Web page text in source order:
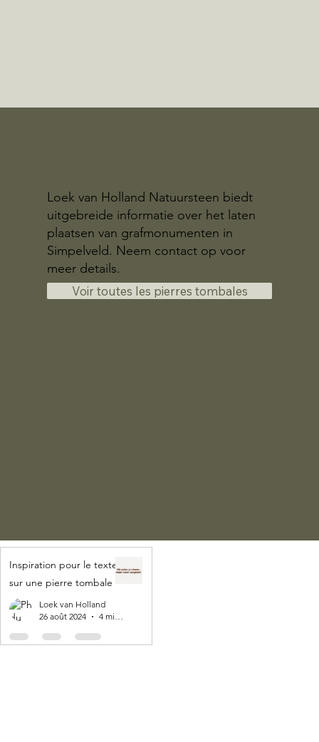
Loek van Holland Natuursteen biedt
uitgebreide informatie over het laten
plaatsen van grafmonumenten in
Simpelveld. Neem contact op voor
meer details.
Voir toutes les pierres tombales
Inspiration pour le texte
sur une pierre tombale
Loek van Holland
26 août 2024
4 min de lecture